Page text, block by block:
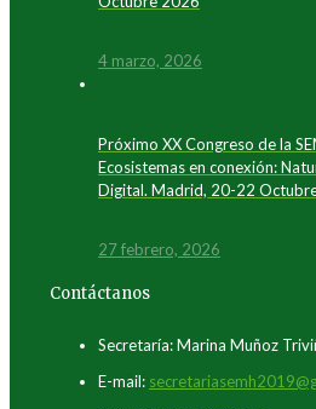
4 marzo, 2026
Próximo XX Congreso de la
Ecosistemas en conexión:
Digital. Madrid, 20-22
27 febrero, 2026
Contáctanos
Secretaría: Marina Muñoz
E-mail: